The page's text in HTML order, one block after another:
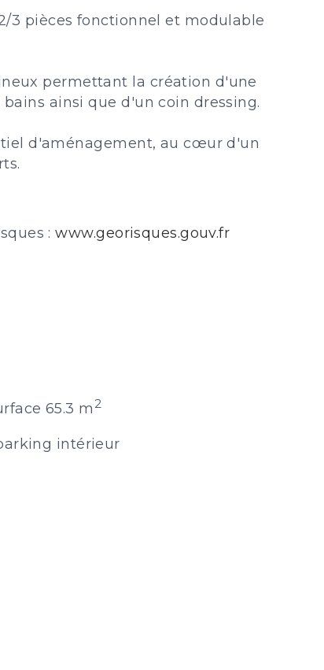
3 pièces fonctionnel et modulable
permettant la création d'une
ainsi que d'un coin dressing.
d'aménagement, au cœur d'un
:www.georisques.gouv.fr
65.3 m2
intérieur